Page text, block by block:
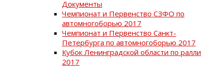
Документы
Чемпионат и Первенство СЗФО по
автомногоборью 2017
Чемпионат и Первенство Санкт-
Петербурга по автомногоборью 2017
Кубок Ленинградской области по ралли
2017